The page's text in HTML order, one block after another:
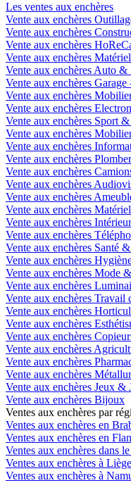
Les ventes aux enchères
Vente aux enchères
Vente aux enchères
Vente aux enchères
Vente aux enchères
Vente aux enchères Auto
Vente aux enchères Garage
Vente aux enchères
Vente aux enchères
Vente aux enchères Sport
Vente aux enchères
Vente aux enchères
Vente aux enchères
Vente aux enchères
Vente aux enchères
Vente aux enchères
Vente aux enchères
Vente aux enchères
Vente aux enchères
Vente aux enchères Santé
Vente aux enchères
Vente aux enchères Mode
Vente aux enchères
Vente aux enchères Travail
Vente aux enchères
Vente aux enchères
Vente aux enchères
Vente aux enchères
Vente aux enchères
Vente aux enchères
Vente aux enchères Jeux &
Vente aux enchères Bijoux
Ventes aux enchères par
Ventes aux enchères en
Ventes aux enchères en
Ventes aux enchères dans
Ventes aux enchères à Liège
Ventes aux enchères à